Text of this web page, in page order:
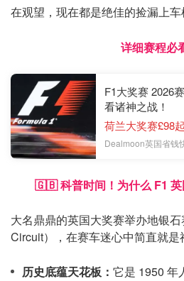
在观望，现在都是绝佳的捡漏上车
详细赛程必
F1大奖赛 2026
看诸神之战！
荷兰大奖赛£98
Dealmoon英国省钱
🇬🇧 科普时间！为什么 F1 英
大名鼎鼎的英国大奖赛举办地银
Circuit），在赛车迷心中简直就是
历史底蕴天花板： 它是 1950 年